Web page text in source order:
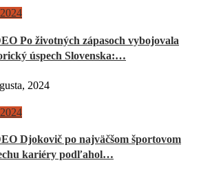
Po životných zápasoch vybojovala
úspech Slovenska:…
2024
Djokovič po najväčšom športovom
kariéry podľahol…